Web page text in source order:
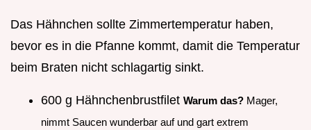
Das Hähnchen sollte Zimmertemperatur haben,
bevor es in die Pfanne kommt, damit die Temperatur
beim Braten nicht schlagartig sinkt.
600 g Hähnchenbrustfilet Warum das? Mager,
nimmt Saucen wunderbar auf und gart extrem